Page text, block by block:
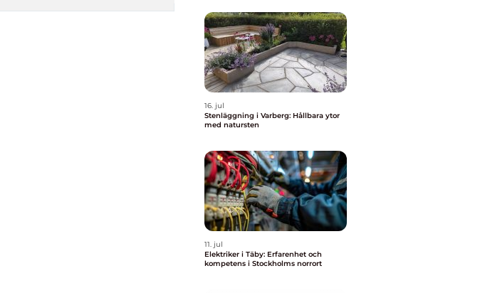
16. jul
Stenläggning i Varberg: Hållbara ytor
med natursten
11. jul
Elektriker i Täby: Erfarenhet och
kompetens i Stockholms norrort